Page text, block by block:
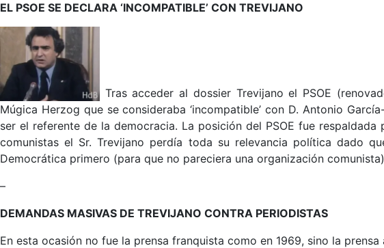
EL PSOE SE DECLARA ‘INCOMPATIBLE’ CON TREVIJANO
Tras acceder al dossier Trevijano el PSOE
Múgica Herzog que se consideraba ‘incompatible’ con D. Antonio
ser el referente de la democracia. La posición del PSOE fue
comunistas el Sr. Trevijano perdía toda su relevancia política dado
Democrática primero (para que no pareciera una organización
–
DEMANDAS MASIVAS DE TREVIJANO CONTRA PERIODISTAS
En esta ocasión no fue la prensa franquista como en 1969, sino la